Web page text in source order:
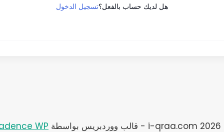
هل لديك حساب بالفعل؟تسجيل الدخول
WP